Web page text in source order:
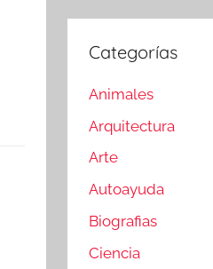
Categorías
Animales
Arquitectura
Arte
Autoayuda
Biografias
Ciencia